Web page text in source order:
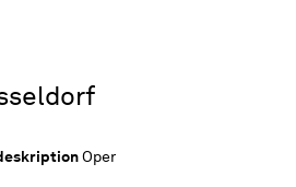
Oper